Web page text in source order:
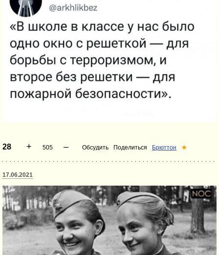
28 + 505 – Обсудить Поделиться Брюттон ★
17.06.2021